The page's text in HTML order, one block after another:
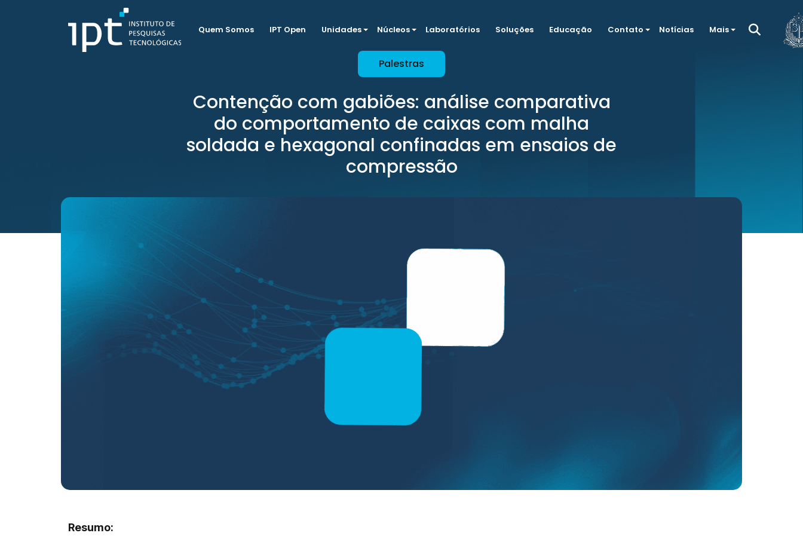
Quem Somos IPT Open Unidades Núcleos Laboratórios Soluções Educação Contato Notícias Mais
Palestras
Contenção com gabiões: análise comparativa
do comportamento de caixas com malha
soldada e hexagonal confinadas em ensaios de
compressão
Resumo: